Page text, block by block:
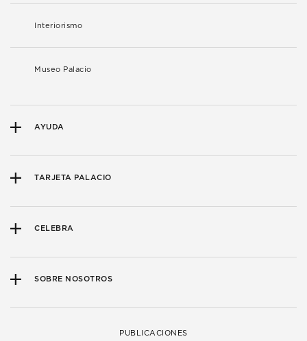
Interiorismo
Museo Palacio
AYUDA
TARJETA PALACIO
CELEBRA
SOBRE NOSOTROS
PUBLICACIONES